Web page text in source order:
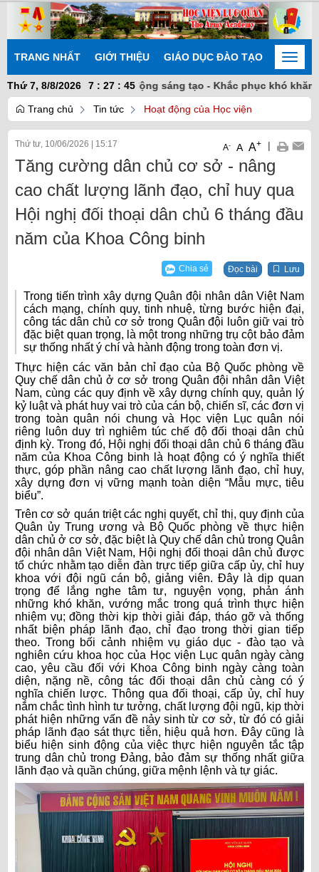
TRANG NHẤT GIỚI THIỆU GIÁO DỤC ĐÀO TẠO
Toggle
Thứ 7, 8/8/2026
7 : 27 : 45
kết nhất trí - Chủ động sáng tạo - Khắc phục khó khăn -
Trang chủ Tin tức Hoạt động của Học viện
Thứ tư, 10/06/2026 15:17 A- A A+ |
Tăng cường dân chủ cơ sở - nâng
cao chất lượng lãnh đạo, chỉ huy qua
Hội nghị đối thoại dân chủ 6 tháng đầu
năm của Khoa Công binh
Chia sẻ Đọc bài Lưu
Trong tiến trình xây dựng Quân đội nhân dân Việt Nam
cách mạng, chính quy, tinh nhuệ, từng bước hiện đại,
công tác dân chủ cơ sở trong Quân đội luôn giữ vai trò
đặc biệt quan trọng, là một trong những trụ cột bảo đảm
sự thống nhất ý chí và hành động trong toàn đơn vị.
Thực hiện các văn bản chỉ đạo của Bộ Quốc phòng về
Quy chế dân chủ ở cơ sở trong Quân đội nhân dân Việt
Nam, cùng các quy định về xây dựng chính quy, quản lý
kỷ luật và phát huy vai trò của cán bộ, chiến sĩ, các đơn vị
trong toàn quân nói chung và Học viện Lục quân nói
riêng luôn duy trì nghiêm túc chế độ đối thoại dân chủ
định kỳ. Trong đó, Hội nghị đối thoại dân chủ 6 tháng đầu
năm của Khoa Công binh là hoạt động có ý nghĩa thiết
thực, góp phần nâng cao chất lượng lãnh đạo, chỉ huy,
xây dựng đơn vị vững mạnh toàn diện “Mẫu mực, tiêu
biểu”.
Trên cơ sở quán triệt các nghị quyết, chỉ thị, quy định của
Quân ủy Trung ương và Bộ Quốc phòng về thực hiện
dân chủ ở cơ sở, đặc biệt là Quy chế dân chủ trong Quân
đội nhân dân Việt Nam, Hội nghị đối thoại dân chủ được
tổ chức nhằm tạo diễn đàn trực tiếp giữa cấp ủy, chỉ huy
khoa với đội ngũ cán bộ, giảng viên. Đây là dịp quan
trọng để lắng nghe tâm tư, nguyện vọng, phản ánh
những khó khăn, vướng mắc trong quá trình thực hiện
nhiệm vụ; đồng thời kịp thời giải đáp, tháo gỡ và thống
nhất biện pháp lãnh đạo, chỉ đạo trong thời gian tiếp
theo. Trong bối cảnh nhiệm vụ giáo dục - đào tạo và
nghiên cứu khoa học của Học viện Lục quân ngày càng
cao, yêu cầu đối với Khoa Công binh ngày càng toàn
diện, nặng nề, công tác đối thoại dân chủ càng có ý
nghĩa chiến lược. Thông qua đối thoại, cấp ủy, chỉ huy
nắm chắc tình hình tư tưởng, chất lượng đội ngũ, kịp thời
phát hiện những vấn đề nảy sinh từ cơ sở, từ đó có giải
pháp lãnh đạo sát thực tiễn, hiệu quả hơn. Đây cũng là
biểu hiện sinh động của việc thực hiện nguyên tắc tập
trung dân chủ trong Đảng, bảo đảm sự thống nhất giữa
lãnh đạo và quần chúng, giữa mệnh lệnh và tự giác.